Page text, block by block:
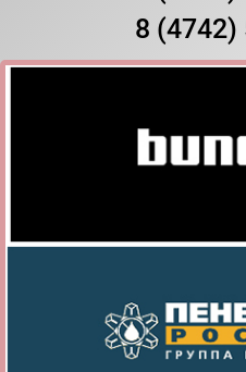
8 (4742)